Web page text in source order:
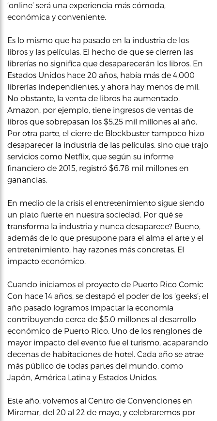
‘online’ será una experiencia más cómoda,
económica y conveniente.
Es lo mismo que ha pasado en la industria de los
libros y las películas. El hecho de que se cierren las
librerías no significa que desaparecerán los libros. En
Estados Unidos hace 20 años, había más de 4,000
librerías independientes, y ahora hay menos de mil.
No obstante, la venta de libros ha aumentado.
Amazon, por ejemplo, tiene ingresos de ventas de
libros que sobrepasan los $5.25 mil millones al año.
Por otra parte, el cierre de Blockbuster tampoco hizo
desaparecer la industria de las películas, sino que trajo
servicios como Netflix, que según su informe
financiero de 2015, registró $6.78 mil millones en
ganancias.
En medio de la crisis el entretenimiento sigue siendo
un plato fuerte en nuestra sociedad. Por qué se
transforma la industria y nunca desaparece? Bueno,
además de lo que presupone para el alma el arte y el
entretenimiento, hay razones más concretas. El
impacto económico.
Cuando iniciamos el proyecto de Puerto Rico Comic
Con hace 14 años, se destapó el poder de los ‘geeks’; el
año pasado logramos impactar la economía
contribuyendo cerca de $5.0 millones al desarrollo
económico de Puerto Rico. Uno de los renglones de
mayor impacto del evento fue el turismo, acaparando
decenas de habitaciones de hotel. Cada año se atrae
más público de todas partes del mundo, como
Japón, América Latina y Estados Unidos.
Este año, volvemos al Centro de Convenciones en
Miramar, del 20 al 22 de mayo, y celebraremos por